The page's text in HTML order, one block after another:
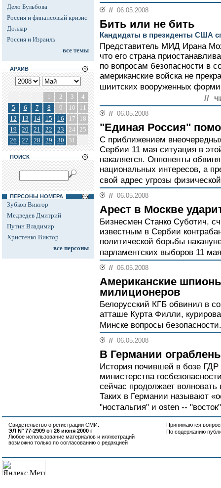
Дело Бульбова
Россия и финансовый кризис
Доллар
Россия и Израиль
все темы
АРХИВ
1 2 3
4
5
6 7 8 9 10
11
12
13 14 15 16 17
18
19
20 21 22 23 24 25
26
27 28 29 30 31
ПОИСК
ПЕРСОНЫ НОМЕРА
Зубков Виктор
Медведев Дмитрий
Путин Владимир
Христенко Виктор
все персоны
// 06.05.2008
Бить или не бить
Кандидаты в президенты США
Представитель МИД Ирана
что его страна
по вопросам безопасности в
американские войска не
шиитских вооруженных
//
// 06.05.2008
"Единая Россия"
С приближением
Сербии 11 мая ситуация в
накаляется. Оппоненты
национальных интересов, а
свой адрес угрозы
// 06.05.2008
Арест в Москве
Бизнесмен Станко Суботич,
известным в Сербии
политической борьбы
парламентских выборов 11
// 06.05.2008
Американские
милиционеров
Белорусский КГБ обвинил в
атташе Курта Филли,
Минске вопросы
// 06.05.2008
В Германии
История почившей в бозе
министерства
сейчас продолжает волновать
Таких в Германии называют
"ностальгия" и оsten --
Свидетельство о регистрации СМИ:
ЭЛ N° 77-2909 от 26 июня 2000 г
Любое использование материалов и иллюстраций
возможно только по согласованию с редакцией
Принимаются
По содержанию